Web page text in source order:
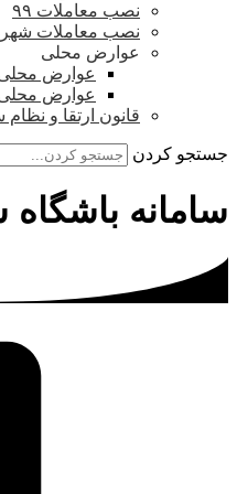
نصب معاملات ۹۹
نصب معاملات
عوارض محلی
عوارض محلی
عوارض محلی
قانون ارتقا و
جستجو کردن
سامانه